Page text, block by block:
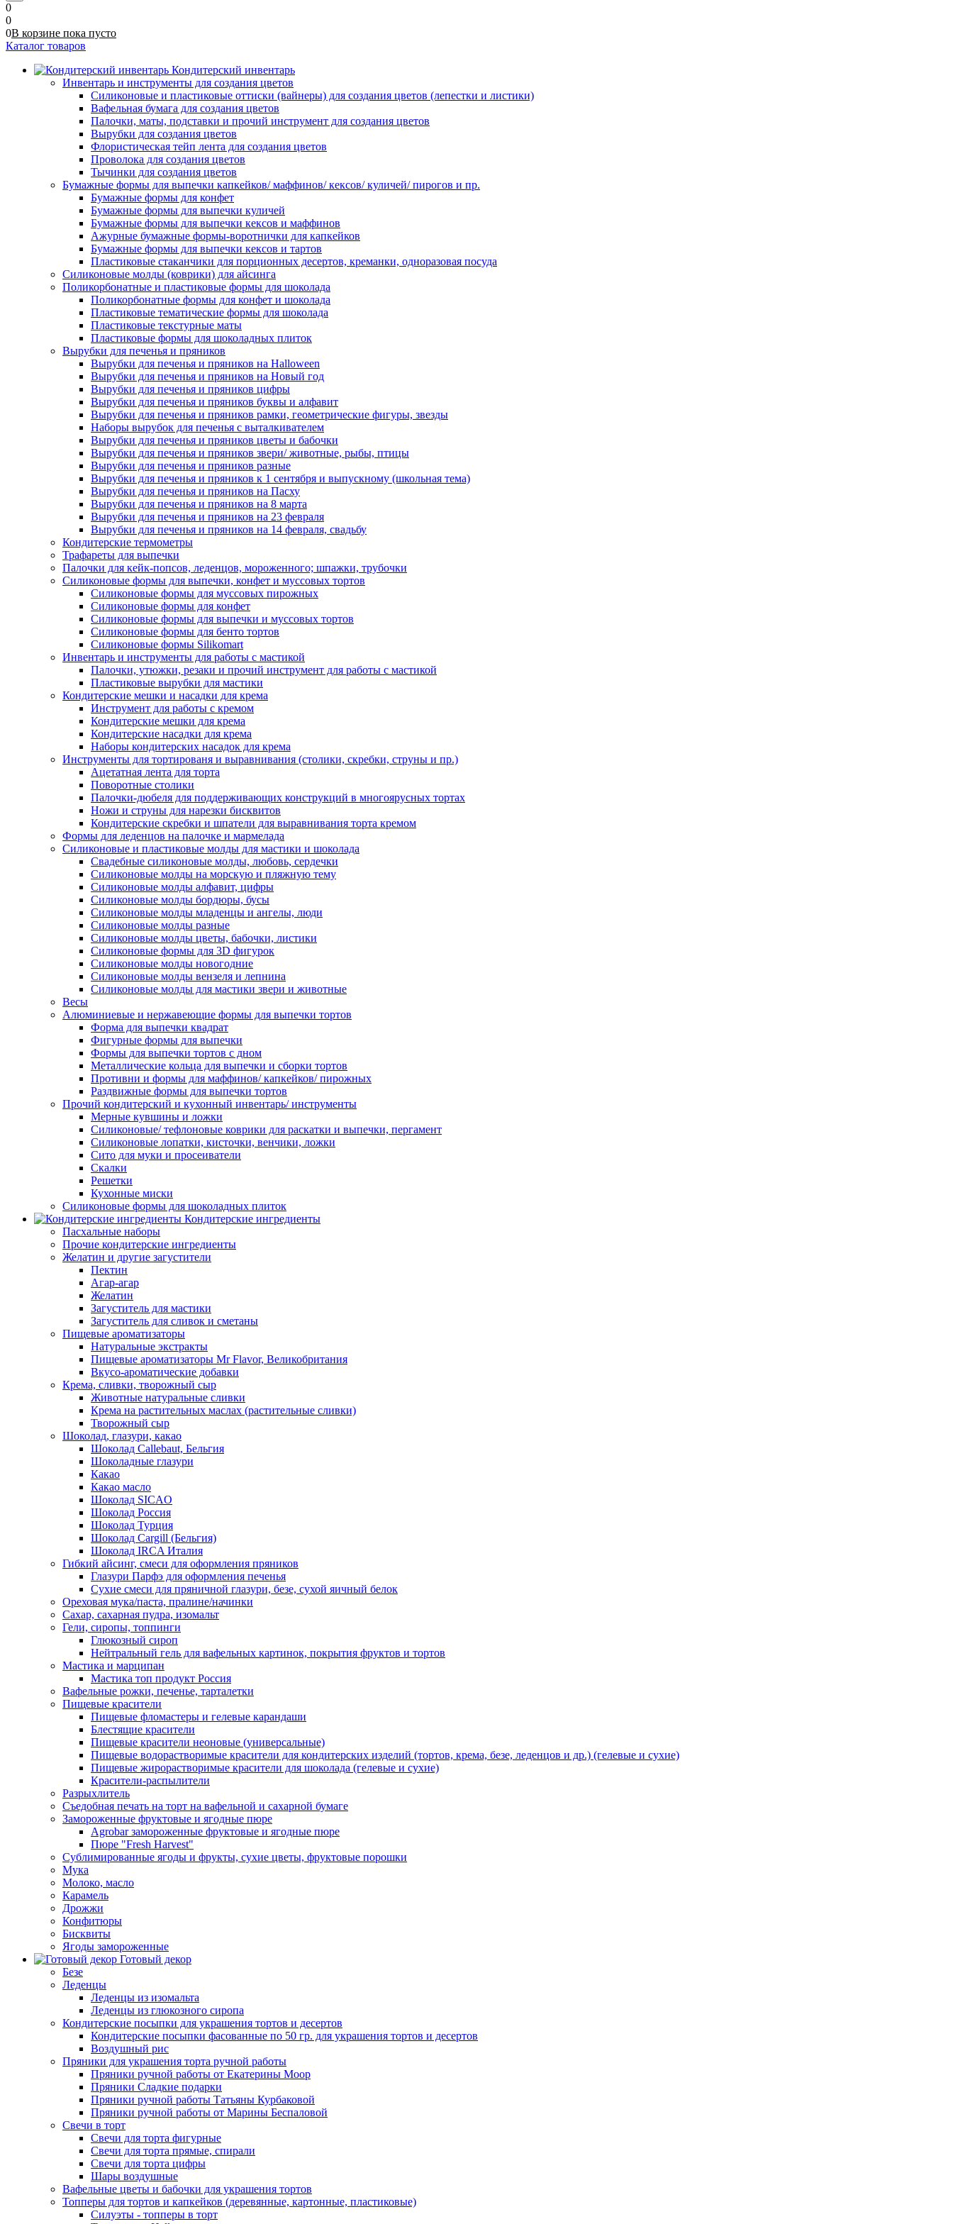
0
0
0В корзине пока пусто
Каталог товаров
Кондитерский инвентарь
Инвентарь и инструменты для создания цветов
Силиконовые и пластиковые оттиски (вайнеры) для создания цветов (лепестки и листики)
Вафельная бумага для создания цветов
Палочки, маты, подставки и прочий инструмент для создания цветов
Вырубки для создания цветов
Флористическая тейп лента для создания цветов
Проволока для создания цветов
Тычинки для создания цветов
Бумажные формы для выпечки капкейков/ маффинов/ кексов/ куличей/ пирогов и пр.
Бумажные формы для конфет
Бумажные формы для выпечки куличей
Бумажные формы для выпечки кексов и маффинов
Ажурные бумажные формы-воротнички для капкейков
Бумажные формы для выпечки кексов и тартов
Пластиковые стаканчики для порционных десертов, креманки, одноразовая посуда
Силиконовые молды (коврики) для айсинга
Поликорбонатные и пластиковые формы для шоколада
Поликорбонатные формы для конфет и шоколада
Пластиковые тематические формы для шоколада
Пластиковые текстурные маты
Пластиковые формы для шоколадных плиток
Вырубки для печенья и пряников
Вырубки для печенья и пряников на Halloween
Вырубки для печенья и пряников на Новый год
Вырубки для печенья и пряников цифры
Вырубки для печенья и пряников буквы и алфавит
Вырубки для печенья и пряников рамки, геометрические фигуры, звезды
Наборы вырубок для печенья с выталкивателем
Вырубки для печенья и пряников цветы и бабочки
Вырубки для печенья и пряников звери/ животные, рыбы, птицы
Вырубки для печенья и пряников разные
Вырубки для печенья и пряников к 1 сентября и выпускному (школьная тема)
Вырубки для печенья и пряников на Пасху
Вырубки для печенья и пряников на 8 марта
Вырубки для печенья и пряников на 23 февраля
Вырубки для печенья и пряников на 14 февраля, свадьбу
Кондитерские термометры
Трафареты для выпечки
Палочки для кейк-попсов, леденцов, мороженного; шпажки, трубочки
Силиконовые формы для выпечки, конфет и муссовых тортов
Силиконовые формы для муссовых пирожных
Силиконовые формы для конфет
Силиконовые формы для выпечки и муссовых тортов
Силиконовые формы для бенто тортов
Силиконовые формы Silikomart
Инвентарь и инструменты для работы с мастикой
Палочки, утюжки, резаки и прочий инструмент для работы с мастикой
Пластиковые вырубки для мастики
Кондитерские мешки и насадки для крема
Инструмент для работы с кремом
Кондитерские мешки для крема
Кондитерские насадки для крема
Наборы кондитерских насадок для крема
Инструменты для тортированя и выравнивания (столики, скребки, струны и пр.)
Ацетатная лента для торта
Поворотные столики
Палочки-дюбеля для поддерживающих конструкций в многоярусных тортах
Ножи и струны для нарезки бисквитов
Кондитерские скребки и шпатели для выравнивания торта кремом
Формы для леденцов на палочке и мармелада
Силиконовые и пластиковые молды для мастики и шоколада
Свадебные силиконовые молды, любовь, сердечки
Силиконовые молды на морскую и пляжную тему
Силиконовые молды алфавит, цифры
Силиконовые молды бордюры, бусы
Силиконовые молды младенцы и ангелы, люди
Силиконовые молды разные
Силиконовые молды цветы, бабочки, листики
Силиконовые формы для 3D фигурок
Силиконовые молды новогодние
Силиконовые молды вензеля и лепнина
Силиконовые молды для мастики звери и животные
Весы
Алюминиевые и нержавеющие формы для выпечки тортов
Форма для выпечки квадрат
Фигурные формы для выпечки
Формы для выпечки тортов с дном
Металлические кольца для выпечки и сборки тортов
Противни и формы для маффинов/ капкейков/ пирожных
Раздвижные формы для выпечки тортов
Прочий кондитерский и кухонный инвентарь/ инструменты
Мерные кувшины и ложки
Силиконовые/ тефлоновые коврики для раскатки и выпечки, пергамент
Силиконовые лопатки, кисточки, венчики, ложки
Сито для муки и просеиватели
Скалки
Решетки
Кухонные миски
Силиконовые формы для шоколадных плиток
Кондитерские ингредиенты
Пасхальные наборы
Прочие кондитерские ингредиенты
Желатин и другие загустители
Пектин
Агар-агар
Желатин
Загуститель для мастики
Загуститель для сливок и сметаны
Пищевые ароматизаторы
Натуральные экстракты
Пищевые ароматизаторы Mr Flavor, Великобритания
Вкусо-ароматические добавки
Крема, сливки, творожный сыр
Животные натуральные сливки
Крема на растительных маслах (растительные сливки)
Творожный сыр
Шоколад, глазури, какао
Шоколад Callebaut, Бельгия
Шоколадные глазури
Какао
Какао масло
Шоколад SICAO
Шоколад Россия
Шоколад Турция
Шоколад Cargill (Бельгия)
Шоколад IRCA Италия
Гибкий айсинг, смеси для оформления пряников
Глазури Парфэ для оформления печенья
Сухие смеси для пряничной глазури, безе, сухой яичный белок
Ореховая мука/паста, пралине/начинки
Сахар, сахарная пудра, изомальт
Гели, сиропы, топпинги
Глюкозный сироп
Нейтральный гель для вафельных картинок, покрытия фруктов и тортов
Мастика и марципан
Мастика топ продукт Россия
Вафельные рожки, печенье, тарталетки
Пищевые красители
Пищевые фломастеры и гелевые карандаши
Блестящие красители
Пищевые красители неоновые (универсальные)
Пищевые водорастворимые красители для кондитерских изделий (тортов, крема, безе, леденцов и др.) (гелевые и сухие)
Пищевые жирорастворимые красители для шоколада (гелевые и сухие)
Красители-распылители
Разрыхлитель
Съедобная печать на торт на вафельной и сахарной бумаге
Замороженные фруктовые и ягодные пюре
Agrobar замороженные фруктовые и ягодные пюре
Пюре "Fresh Harvest"
Сублимированные ягоды и фрукты, сухие цветы, фруктовые порошки
Мука
Молоко, масло
Карамель
Дрожжи
Конфитюры
Бисквиты
Ягоды замороженные
Готовый декор
Безе
Леденцы
Леденцы из изомальта
Леденцы из глюкозного сиропа
Кондитерские посыпки для украшения тортов и десертов
Кондитерские посыпки фасованные по 50 гр. для украшения тортов и десертов
Воздушный рис
Пряники для украшения торта ручной работы
Пряники ручной работы от Екатерины Моор
Пряники Сладкие подарки
Пряники ручной работы Татьяны Курбаковой
Пряники ручной работы от Марины Беспаловой
Свечи в торт
Свечи для торта фигурные
Свечи для торта прямые, спирали
Свечи для торта цифры
Шары воздушные
Вафельные цветы и бабочки для украшения тортов
Топперы для тортов и капкейков (деревянные, картонные, пластиковые)
Силуэты - топперы в торт